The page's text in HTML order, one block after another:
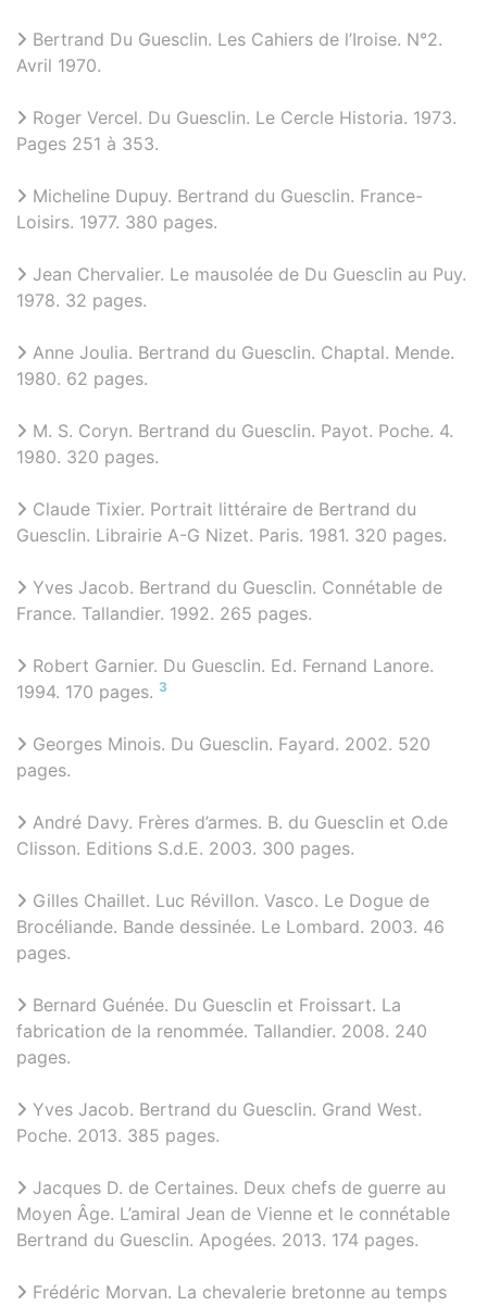
Bertrand Du Guesclin. Les Cahiers de l’Iroise. N°2.
Avril 1970.
Roger Vercel. Du Guesclin. Le Cercle Historia. 1973.
Pages 251 à 353.
Micheline Dupuy. Bertrand du Guesclin. France-
Loisirs. 1977. 380 pages.
Jean Chervalier. Le mausolée de Du Guesclin au Puy.
1978. 32 pages.
Anne Joulia. Bertrand du Guesclin. Chaptal. Mende.
1980. 62 pages.
M. S. Coryn. Bertrand du Guesclin. Payot. Poche. 4.
1980. 320 pages.
Claude Tixier. Portrait littéraire de Bertrand du
Guesclin. Librairie A-G Nizet. Paris. 1981. 320 pages.
Yves Jacob. Bertrand du Guesclin. Connétable de
France. Tallandier. 1992. 265 pages.
Robert Garnier. Du Guesclin. Ed. Fernand Lanore.
1994. 170 pages. 3
Georges Minois. Du Guesclin. Fayard. 2002. 520
pages.
André Davy. Frères d’armes. B. du Guesclin et O.de
Clisson. Editions S.d.E. 2003. 300 pages.
Gilles Chaillet. Luc Révillon. Vasco. Le Dogue de
Brocéliande. Bande dessinée. Le Lombard. 2003. 46
pages.
Bernard Guénée. Du Guesclin et Froissart. La
fabrication de la renommée. Tallandier. 2008. 240
pages.
Yves Jacob. Bertrand du Guesclin. Grand West.
Poche. 2013. 385 pages.
Jacques D. de Certaines. Deux chefs de guerre au
Moyen Âge. L’amiral Jean de Vienne et le connétable
Bertrand du Guesclin. Apogées. 2013. 174 pages.
Frédéric Morvan. La chevalerie bretonne au temps